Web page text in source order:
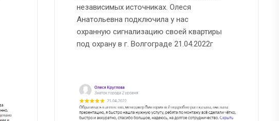
независимых источниках. Олеся
Анатольевна подключила у нас
охранную сигнализацию своей квартиры
под охрану в г. Волгограде 21.04.2022г